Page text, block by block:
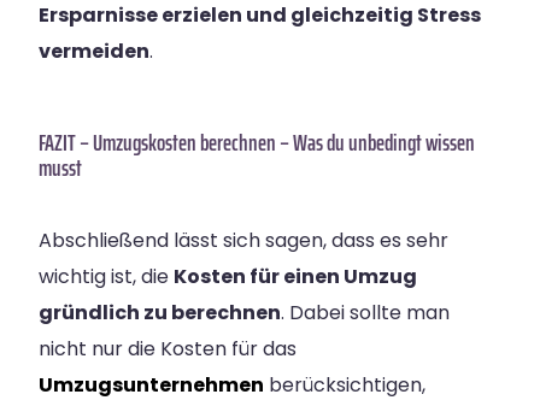
Ersparnisse erzielen und gleichzeitig Stress
vermeiden.
FAZIT – Umzugskosten berechnen – Was du unbedingt wissen
musst
Abschließend lässt sich sagen, dass es sehr
wichtig ist, die Kosten für einen Umzug
gründlich zu berechnen. Dabei sollte man
nicht nur die Kosten für das
Umzugsunternehmen berücksichtigen,